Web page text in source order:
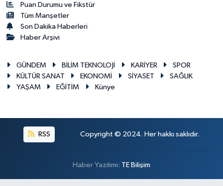
Puan Durumu ve Fikstür
Tüm Manşetler
Son Dakika Haberleri
Haber Arşivi
GÜNDEM BİLİM TEKNOLOJİ KARİYER
SPOR
KÜLTÜR SANAT
EKONOMİ SİYASET
SAĞLIK
YAŞAM
EĞİTİM Künye
RSS Copyright © 2024. Her hakkı saklıdır.
Haber Yazılımı: TE Bilişim